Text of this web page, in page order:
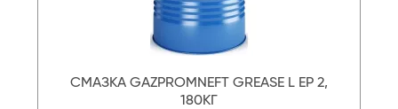
СМАЗКА GAZPROMNEFT GREASE L EP 2,
180КГ